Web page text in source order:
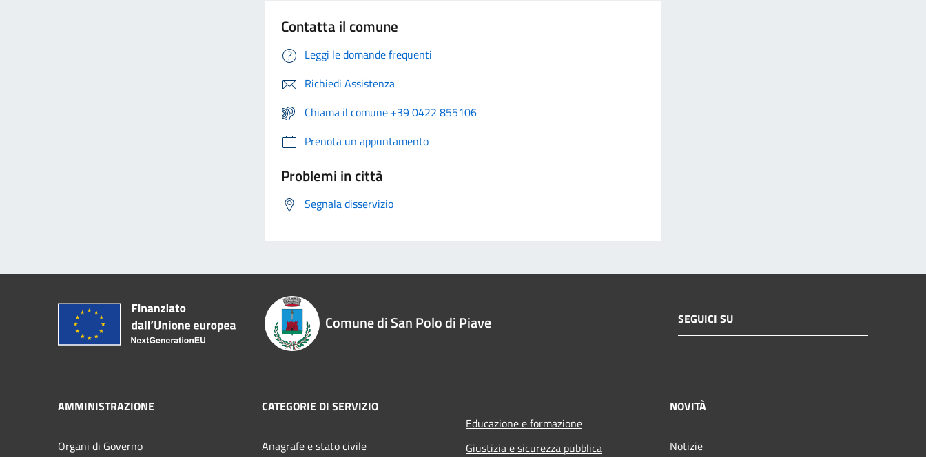
Contatta il comune
Leggi le domande frequenti
Richiedi Assistenza
Chiama il comune +39 0422 855106
Prenota un appuntamento
Problemi in città
Segnala disservizio
Comune di San Polo di Piave SEGUICI SU
AMMINISTRAZIONE
Organi di Governo
CATEGORIE DI SERVIZIO
Anagrafe e stato civile
Educazione e formazione
Giustizia e sicurezza pubblica
NOVITÀ
Notizie